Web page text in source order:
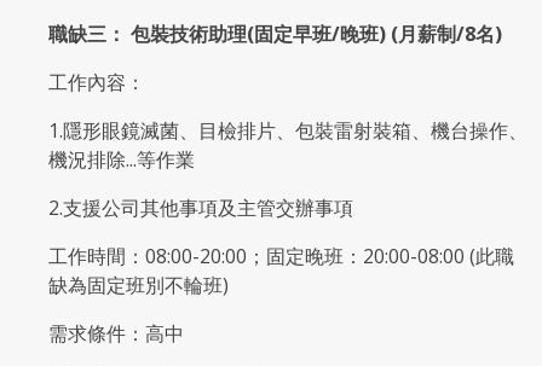
職缺三： 包裝技術助理(固定早班/晚班) (月薪制/8名)
工作內容：
1.隱形眼鏡滅菌、目檢排片、包裝雷射裝箱、機台操作、
機況排除...等作業
2.支援公司其他事項及主管交辦事項
工作時間：08:00-20:00；固定晚班：20:00-08:00 (此職
缺為固定班別不輪班)
需求條件：高中